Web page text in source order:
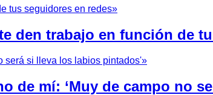
den trabajo en función de
de mí: ‘Muy de campo no